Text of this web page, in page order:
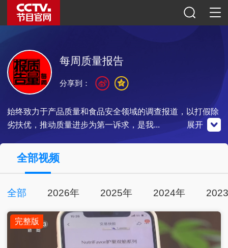
每周质量报告
始终致力于产品质量和食品安全领域的调查报道，以打假除
劣扶优，推动质量进步为第一诉求，是我...
央视影音
点击下载
展开
分享到：
全部视频
全部 2026年 2025年 2024年
完整版